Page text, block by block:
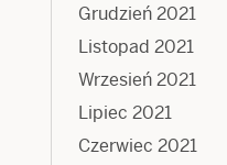
Grudzień 2021
Listopad 2021
Wrzesień 2021
Lipiec 2021
Czerwiec 2021